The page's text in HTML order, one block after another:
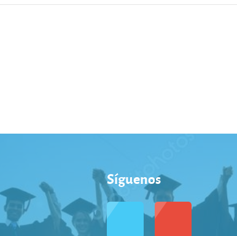
Síguenos